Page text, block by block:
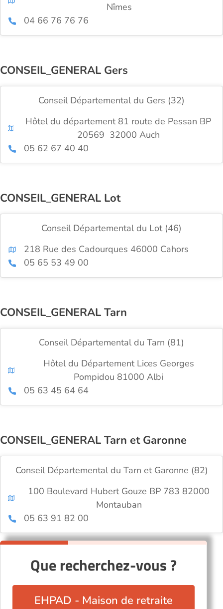
Nîmes
04 66 76 76 76
CONSEIL_GENERAL Gers
Conseil Départemental du Gers (32)
Hôtel du département 81 route de Pessan BP
20569 32000 Auch
05 62 67 40 40
CONSEIL_GENERAL Lot
Conseil Départemental du Lot (46)
218 Rue des Cadourques 46000 Cahors
05 65 53 49 00
CONSEIL_GENERAL Tarn
Conseil Départemental du Tarn (81)
Hôtel du Département Lices Georges
Pompidou 81000 Albi
05 63 45 64 64
CONSEIL_GENERAL Tarn et Garonne
Conseil Départemental du Tarn et Garonne (82)
100 Boulevard Hubert Gouze BP 783 82000
Montauban
05 63 91 82 00
Que recherchez-vous ?
EHPAD - Maison de retraite